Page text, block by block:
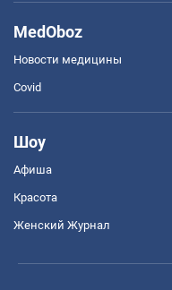
MedOboz
Новости медицины
Covid
Шоу
Афиша
Красота
Женский Журнал